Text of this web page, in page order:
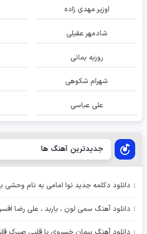
اوزیر مهدی زاده
شادمهر عقیلی
روزبه بمانی
شهرام شکوهی
علی عباسی
جدیدترین آهنگ ها
دانلود دکلمه جدید نوا امامی به نام وحشی
دانلود آهنگ سمی لون ، باربد ، علی رضا